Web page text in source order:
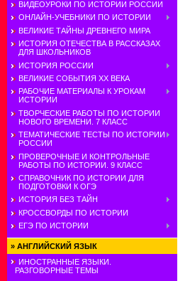
ВИДЕОУРОКИ ПО ИСТОРИИ РОССИИ
ОНЛАЙН-УЧЕБНИКИ ПО ИСТОРИИ
ВЕЛИКИЕ ТАЙНЫ ДРЕВНЕГО МИРА
ИСТОРИЯ ОТЕЧЕСТВА В РАССКАЗАХ
ДЛЯ ШКОЛЬНИКОВ
ИСТОРИЯ РОССИИ
ВЕЛИКИЕ СОБЫТИЯ ХХ ВЕКА
РАБОЧИЕ МАТЕРИАЛЫ К УРОКАМ
ИСТОРИИ
ТВОРЧЕСКИЕ РАБОТЫ ПО ИСТОРИИ
НОВОГО ВРЕМЕНИ. 7 КЛАСС
ТЕМАТИЧЕСКИЕ ТЕСТЫ ПО ИСТОРИИ
РОССИИ
ПРОВЕРОЧНЫЕ И КОНТРОЛЬНЫЕ
РАБОТЫ ПО ИСТОРИИ. 9 КЛАСС
СПРАВОЧНИК ПО ИСТОРИИ ДЛЯ
ПОДГОТОВКИ К ОГЭ
ИСТОРИЯ БЕЗ ТАЙН
КРОССВОРДЫ ПО ИСТОРИИ
ЕГЭ ПО ИСТОРИИ
» АНГЛИЙСКИЙ ЯЗЫК
ИНОСТРАННЫЕ ЯЗЫКИ.
РАЗГОВОРНЫЕ ТЕМЫ